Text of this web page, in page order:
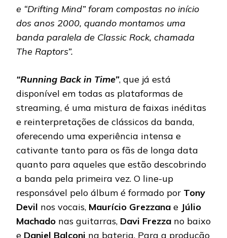
e “Drifting Mind” foram compostas no início
dos anos 2000, quando montamos uma
banda paralela de Classic Rock, chamada
The Raptors”.
“Running Back in Time”, que já está
disponível em todas as plataformas de
streaming, é uma mistura de faixas inéditas
e reinterpretações de clássicos da banda,
oferecendo uma experiência intensa e
cativante tanto para os fãs de longa data
quanto para aqueles que estão descobrindo
a banda pela primeira vez. O line-up
responsável pelo álbum é formado por Tony
Devil nos vocais, Maurício Grezzana e Júlio
Machado nas guitarras, Davi Frezza no baixo
e Daniel Balconi na bateria. Para a produção